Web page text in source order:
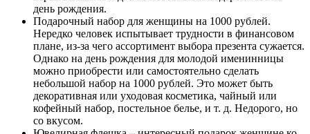
день рождения.
Подарочный набор для женщины на 1000 рублей.
Нередко человек испытывает трудности в финансовом
плане, из-за чего ассортимент выбора презента сужается.
Однако на день рождения для молодой именинницы
можно приобрести или самостоятельно сделать
небольшой набор на 1000 рублей. Это может быть
декоративная или уходовая косметика, чайный или
кофейный набор, постельное белье, и т. д. Недорого, но
со вкусом.